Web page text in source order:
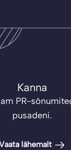
Kanna
PR-
pusadeni.
lähemalt